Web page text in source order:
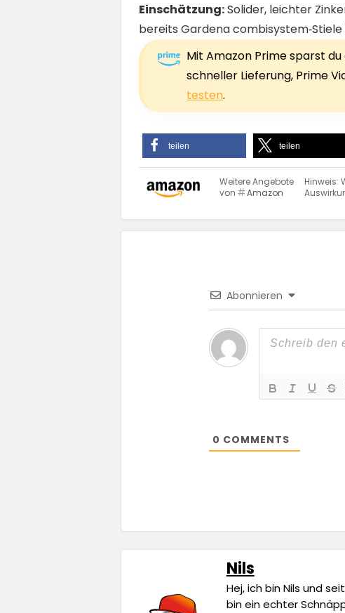
Einschätzung:Solider, leichter
bereits Gardena
Mit Amazon Prime sparst
schneller Lieferung, Prime
testen.
teilen teilen
Weitere Angebote
von
Amazon
Hinweis:
Abonnieren
0 COMMENTS
Nils
Hej, ich bin Nils und
bin ein echter